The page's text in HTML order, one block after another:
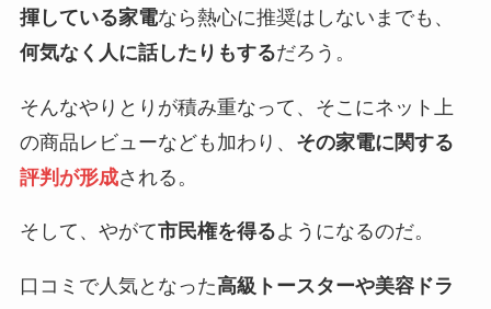
揮している家電なら熱心に推奨はしないまでも、
何気なく人に話したりもするだろう。
そんなやりとりが積み重なって、そこにネット上
の商品レビューなども加わり、 その家電に関する
評判が形成される。
そして、やがて市民権を得るようになるのだ。
口コミで人気となった高級トースターや美容ドラ